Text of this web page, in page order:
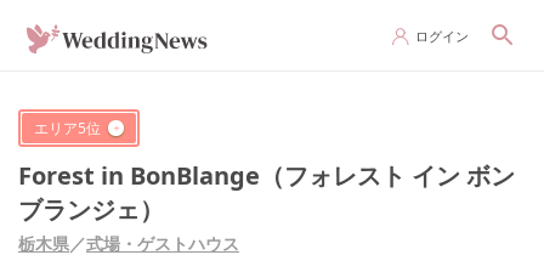
ログイン
エリア5位
Forest in BonBlange（フォレスト イン ボン
ブランジェ）
栃木県／式場・ゲストハウス